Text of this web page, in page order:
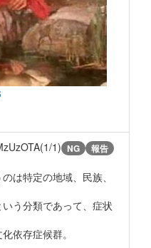
1) NG 報告
は特定の地域、民族、
う分類であって、症状
依存症候群。